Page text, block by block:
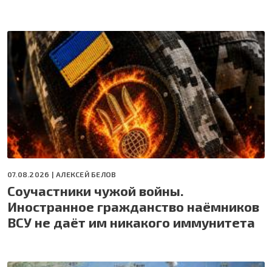
07.08.2026 |АЛЕКСЕЙ БЕЛОВ
Соучастники чужой войны.
Иностранное гражданство наёмников
ВСУ не даёт им никакого иммунитета